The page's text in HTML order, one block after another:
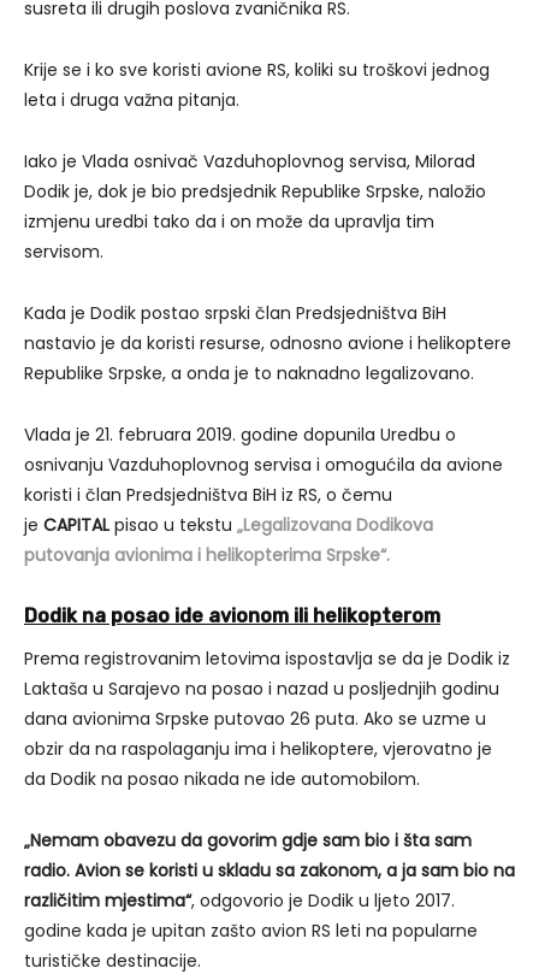
susreta ili drugih poslova zvaničnika RS.
Krije se i ko sve koristi avione RS, koliki su troškovi jednog
leta i druga važna pitanja.
Iako je Vlada osnivač Vazduhoplovnog servisa, Milorad
Dodik je, dok je bio predsjednik Republike Srpske, naložio
izmjenu uredbi tako da i on može da upravlja tim
servisom.
Kada je Dodik postao srpski član Predsjedništva BiH
nastavio je da koristi resurse, odnosno avione i helikoptere
Republike Srpske, a onda je to naknadno legalizovano.
Vlada je 21. februara 2019. godine dopunila Uredbu o
osnivanju Vazduhoplovnog servisa i omogućila da avione
koristi i član Predsjedništva BiH iz RS, o čemu
je CAPITAL pisao u tekstu „Legalizovana Dodikova
putovanja avionima i helikopterima Srpske“.
Dodik na posao ide avionom ili helikopterom
Prema registrovanim letovima ispostavlja se da je Dodik iz
Laktaša u Sarajevo na posao i nazad u posljednjih godinu
dana avionima Srpske putovao 26 puta. Ako se uzme u
obzir da na raspolaganju ima i helikoptere, vjerovatno je
da Dodik na posao nikada ne ide automobilom.
„Nemam obavezu da govorim gdje sam bio i šta sam
radio. Avion se koristi u skladu sa zakonom, a ja sam bio na
različitim mjestima“, odgovorio je Dodik u ljeto 2017.
godine kada je upitan zašto avion RS leti na popularne
turističke destinacije.